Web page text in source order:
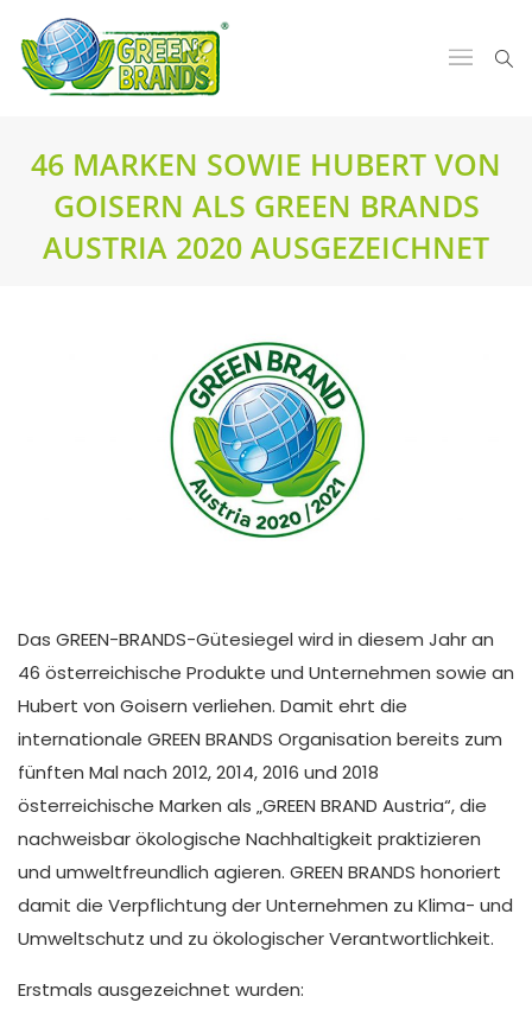
46 MARKEN SOWIE HUBERT VON
GOISERN ALS GREEN BRANDS
AUSTRIA 2020 AUSGEZEICHNET
Das GREEN-BRANDS-Gütesiegel wird in diesem Jahr an
46 österreichische Produkte und Unternehmen sowie an
Hubert von Goisern verliehen. Damit ehrt die
internationale GREEN BRANDS Organisation bereits zum
fünften Mal nach 2012, 2014, 2016 und 2018
österreichische Marken als „GREEN BRAND Austria“, die
nachweisbar ökologische Nachhaltigkeit praktizieren
und umweltfreundlich agieren. GREEN BRANDS honoriert
damit die Verpflichtung der Unternehmen zu Klima- und
Umweltschutz und zu ökologischer Verantwortlichkeit.
Erstmals ausgezeichnet wurden: